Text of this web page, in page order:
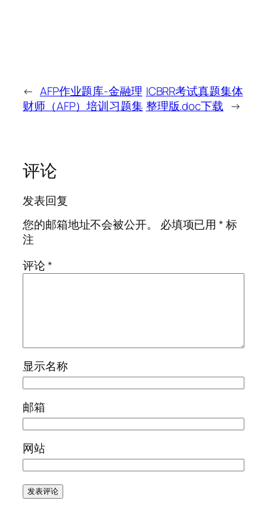
← AFP作业题库-金融理
财师（AFP）培训习题集
ICBRR考试真题集体
整理版.doc下载 →
评论
发表回复
您的邮箱地址不会被公开。
必填项已用*标
注
评论*
显示名称
邮箱
网站